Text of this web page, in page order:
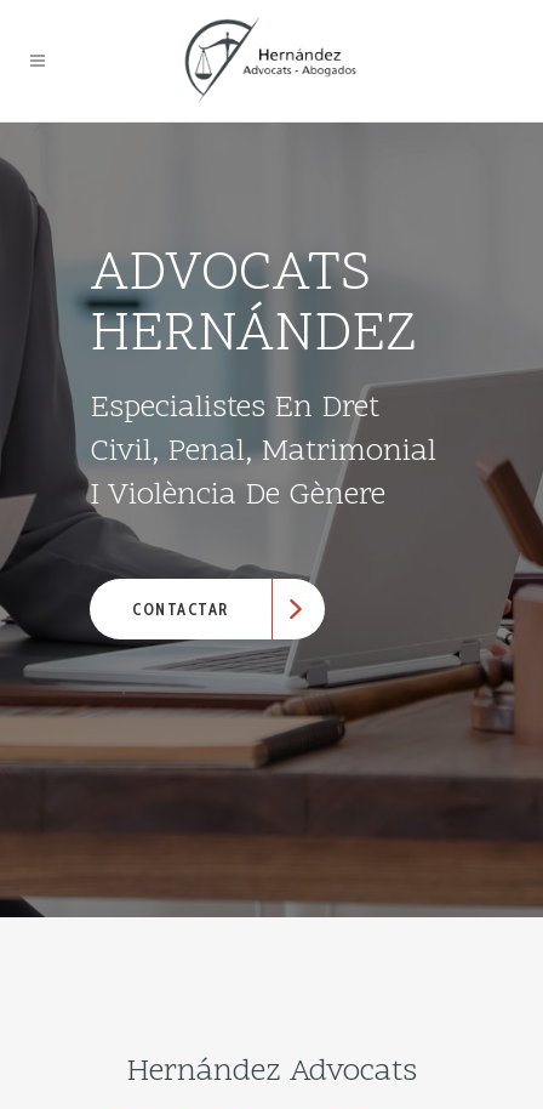
ADVOCATS
HERNÁNDEZ
Especialistes En Dret
Civil, Penal, Matrimonial
I Violència De Gènere
CONTACTAR
Hernández Advocats